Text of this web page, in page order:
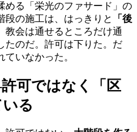
める「栄光のファサード」の
段の施工は、はっきりと
「後
教会は通せるところだけ通
たのだ。許可は下りた。だ
いなかった。
可ではなく「区
る